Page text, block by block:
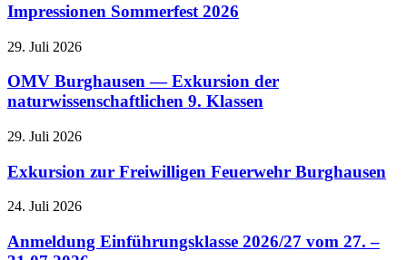
Impressionen Sommerfest 2026
29. Juli 2026
OMV Burghausen — Exkursion der
naturwissenschaftlichen 9. Klassen
29. Juli 2026
Exkursion zur Freiwilligen Feuerwehr Burghausen
24. Juli 2026
Anmeldung Einführungsklasse 2026/27 vom 27. –